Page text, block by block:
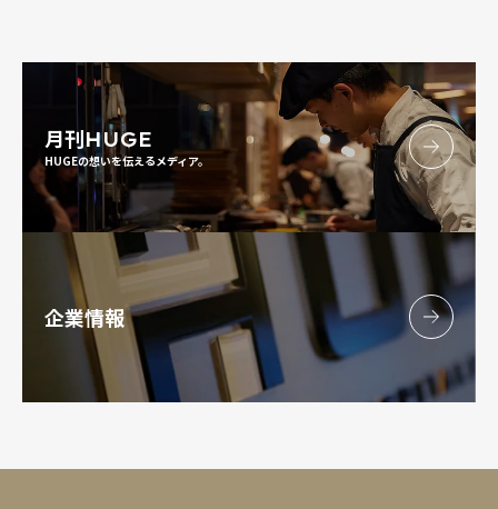
月刊HUGE
HUGEの想いを伝えるメディア。
企業情報